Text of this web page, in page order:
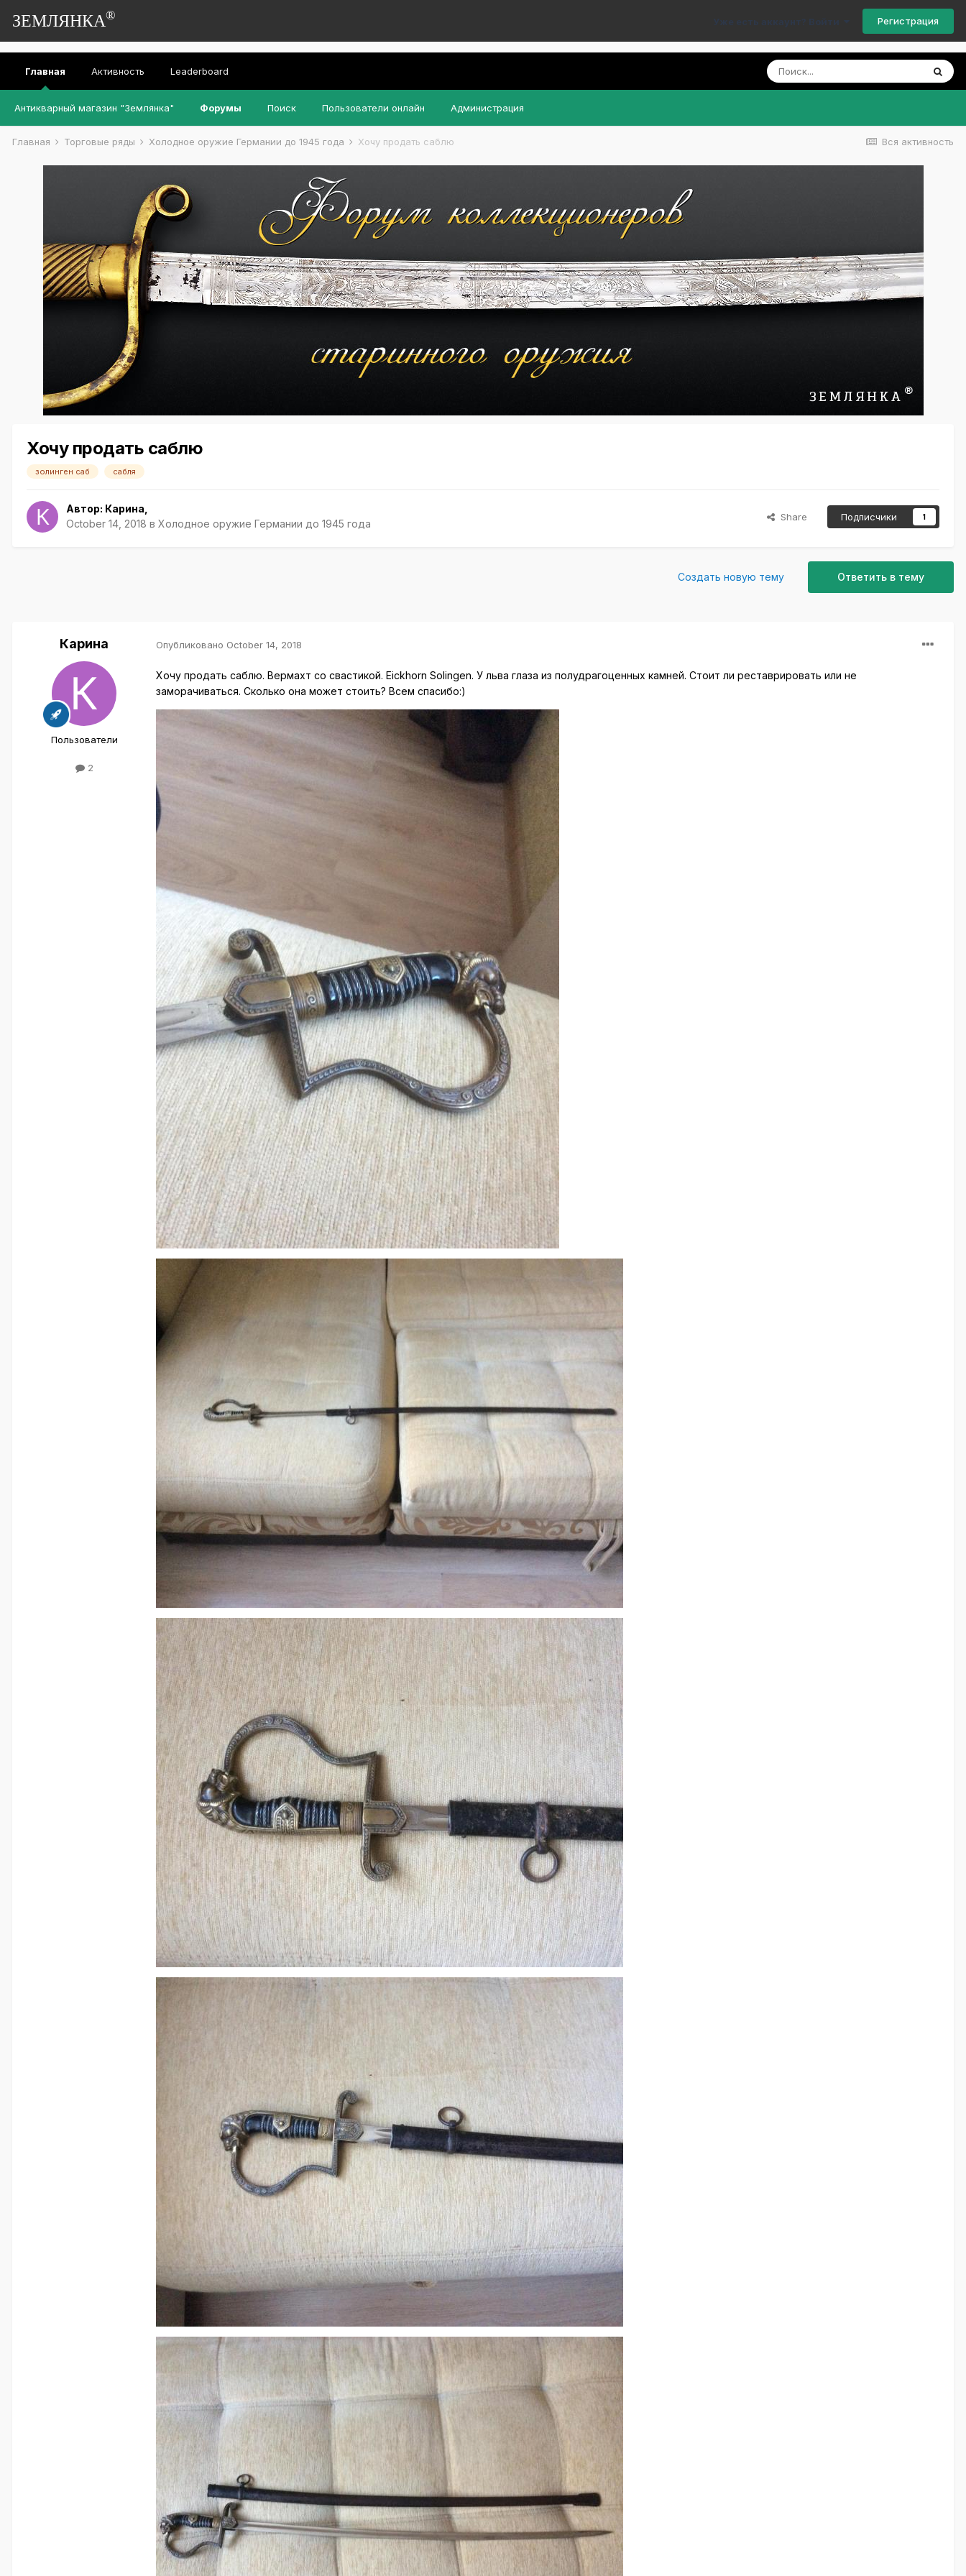
ЗЕМЛЯНКА® Уже есть аккаунт? Войти Регистрация
Главная
Антикварный магазин "Землянка" Форумы Поиск Пользователи онлайн Администрация
Активность Leaderboard
Вся активность
Главная Торговые ряды Холодное оружие Германии до 1945 года Хочу продать саблю
Хочу продать саблю
золинген саб сабля
Автор: Карина
October 14, 2018 в Холодное оружие Германии до 1945 года
Share Подписчики 1
Ответить в тему
Создать новую тему
Карина
Пользователи
2
Опубликовано October 14, 2018
Хочу продать саблю. Вермахт со свастикой. Eickhorn Solingen. У льва глаза из полудрагоценных камней. Стоит ли реставрировать или не
заморачиваться. Сколько она может стоить? Всем спасибо:)